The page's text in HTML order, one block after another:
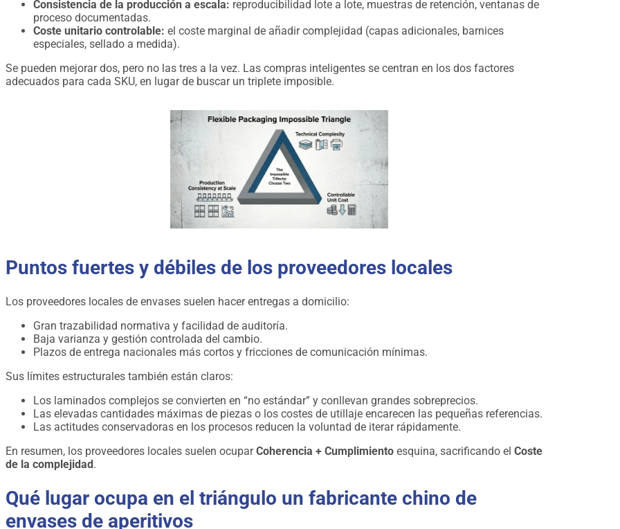
Consistencia de la producción a escala: reproducibilidad lote a lote, muestras de retención, ventanas de
proceso documentadas.
Coste unitario controlable: el coste marginal de añadir complejidad (capas adicionales, barnices
especiales, sellado a medida).
Se pueden mejorar dos, pero no las tres a la vez. Las compras inteligentes se centran en los dos factores
adecuados para cada SKU, en lugar de buscar un triplete imposible.
Puntos fuertes y débiles de los proveedores locales
Los proveedores locales de envases suelen hacer entregas a domicilio:
Gran trazabilidad normativa y facilidad de auditoría.
Baja varianza y gestión controlada del cambio.
Plazos de entrega nacionales más cortos y fricciones de comunicación mínimas.
Sus límites estructurales también están claros:
Los laminados complejos se convierten en “no estándar” y conllevan grandes sobreprecios.
Las elevadas cantidades máximas de piezas o los costes de utillaje encarecen las pequeñas referencias.
Las actitudes conservadoras en los procesos reducen la voluntad de iterar rápidamente.
En resumen, los proveedores locales suelen ocuparCoherencia + Cumplimiento esquina, sacrificando el Coste
de la complejidad.
Qué lugar ocupa en el triángulo un fabricante chino de
envases de aperitivos